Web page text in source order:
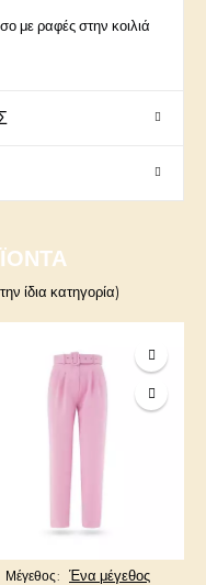
με ραφές στην κοιλιά
ίδια κατηγορία)
Μέγεθος Ένα μέγεθος